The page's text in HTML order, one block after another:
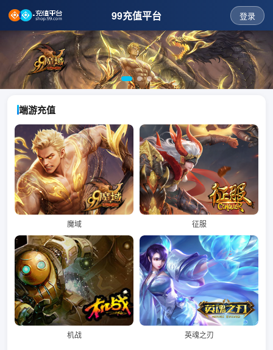
99充值平台 登录
端游充值
魔域 征服
机战 英魂之刃